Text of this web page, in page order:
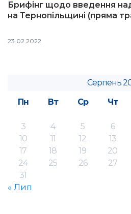
Брифінг щодо введення
на Тернопільщині (пряма
23.02.2022
Серпень
Пн
Вт Ср Чт
3
4 5 6
10
11 12 13
17
18 19 20
24
25 26 27
31
« Лип